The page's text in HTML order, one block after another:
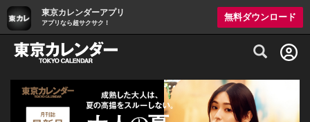
東京カレンダーアプリ
アプリなら超サクサク！
無料ダウンロード
グルメ情報・プレミアムレストラン予約